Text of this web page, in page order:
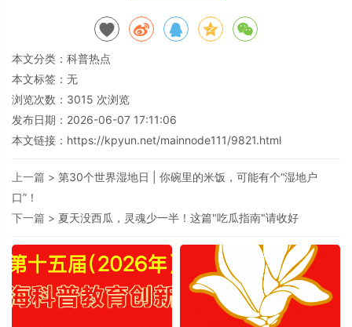
本文分类： 科普热点
本文标签：无
浏览次数： 3015 次浏览
发布日期：2026-06-07 17:11:06
本文链接： https://kpyun.net/mainnode111/9821.html
上一篇 > 第30个世界湿地日 | 你碗里的米饭，可能有个“湿地户
口”！
下一篇 > 夏天没西瓜，灵魂少一半！这篇"吃瓜指南"请收好